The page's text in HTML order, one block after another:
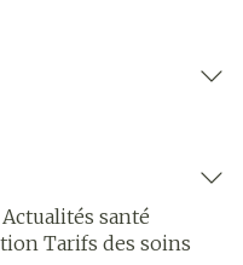
Actualités santé
Tarifs des soins